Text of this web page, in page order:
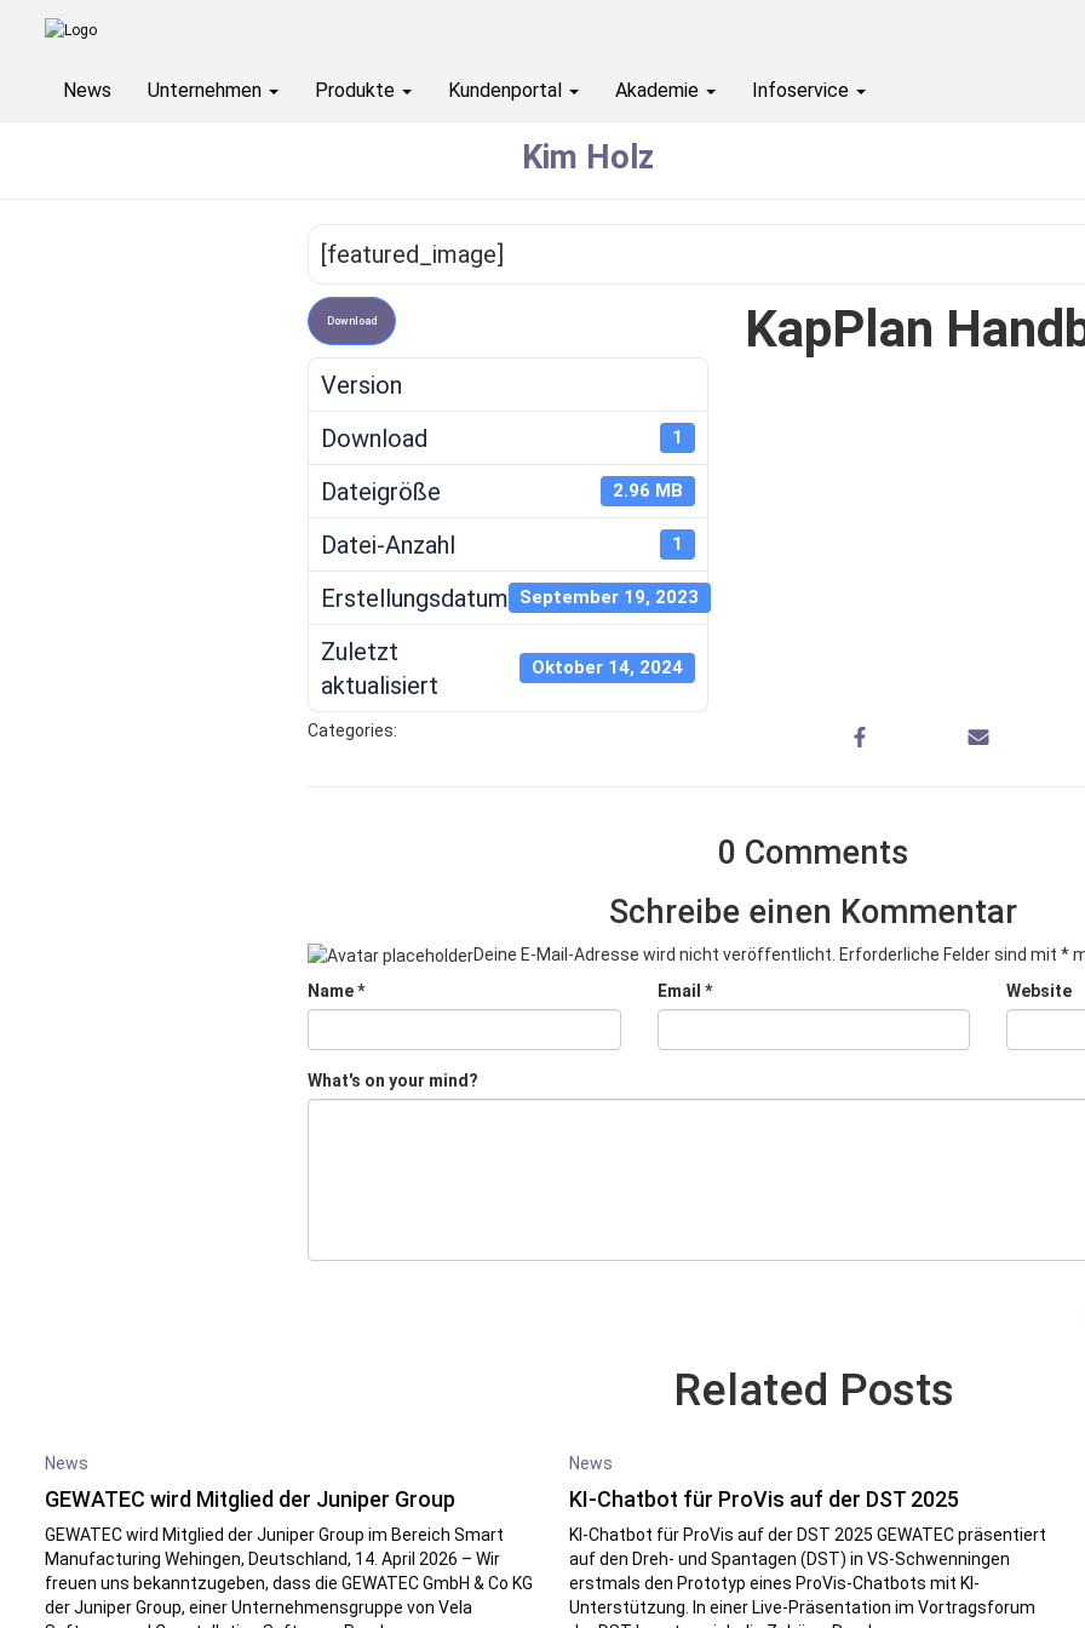
News Unternehmen Produkte Kundenportal Akademie Infoservice
KapPlan Handbuch
Kim Holz
[featured_image]
Download
Version
Download
1
Dateigröße 2.96 MB
Datei-Anzahl 1
Erstellungsdatum September 19, 2023
Zuletzt
aktualisiert
Oktober 14, 2024
KapPlan
Categories:
0 Comments
Schreibe einen Kommentar
Deine E-Mail-Adresse wird nicht veröffentlicht. Erforderliche Felder sind mit *
Name* Email * Website
What's on your mind?
Related Posts
News
GEWATEC wird Mitglied der Juniper Group
GEWATEC wird Mitglied der Juniper Group im Bereich Smart
Manufacturing Wehingen, Deutschland, 14. April 2026 – Wir
freuen uns bekanntzugeben, dass die GEWATEC GmbH & Co KG
der Juniper Group, einer Unternehmensgruppe von Vela
News
KI-Chatbot für ProVis auf der DST 2025
KI-Chatbot für ProVis auf der DST 2025 GEWATEC präsentiert
auf den Dreh- und Spantagen (DST) in VS-Schwenningen
erstmals den Prototyp eines ProVis-Chatbots mit KI-
Unterstützung. In einer Live-Präsentation im Vortragsforum